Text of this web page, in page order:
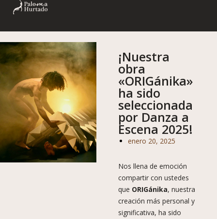
¡Nuestra
obra
«ORIGánika»
ha sido
seleccionada
por Danza a
Escena 2025!
enero 20, 2025
Nos llena de emoción
compartir con ustedes
que ORIGánika, nuestra
creación más personal y
significativa, ha sido